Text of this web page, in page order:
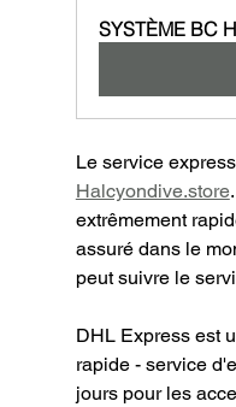
SYSTÈME BC
Le service
Halcyondive.store
extrêmement
assuré dans le
peut suivre le
DHL Express est
rapide - service
jours pour les